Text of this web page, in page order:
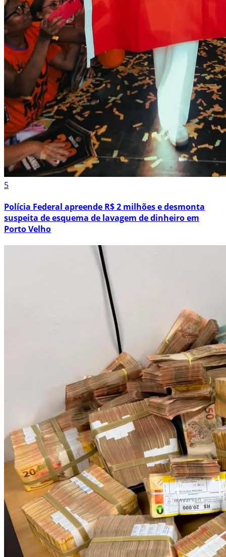
5
Polícia Federal apreende R$ 2 milhões e desmonta
suspeita de esquema de lavagem de dinheiro em
Porto Velho